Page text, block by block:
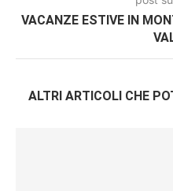
VACANZE ESTIVE IN
ALTRI ARTICOLI CHE